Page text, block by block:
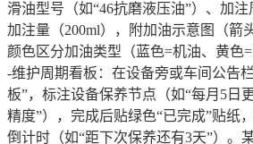
滑油型号（如“46抗磨液压油”）、加注
加注量（200ml），附加油示意图（箭
颜色区分加油类型（蓝色=机油、黄色=
-维护周期看板：在设备旁或车间公告
板”，标注设备保养节点（如“每月5日
精度”），完成后贴绿色“已完成”贴纸
倒计时（如“距下次保养还有3天”）。